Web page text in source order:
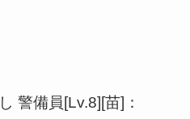
警備員[Lv.8][苗]：